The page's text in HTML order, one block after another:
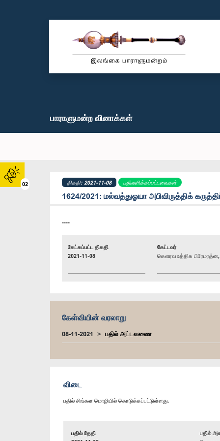
02
பாராளுமன்ற வினாக்கள்
திகதி: 2021-11-08 பதிலளிக்கப்பட்டவைகள்
1624/2021: மல்வத்துஓயா அபிவிருத்திக்
----
கேட்கப்பட்ட திகதி
2021-11-08
கேட்டவர்
கௌரவ உத்திக பிரேமரத்ன,
கேள்வியின் வரலாறு
08-11-2021 பதில் அட்டவணை
விடை
பதில் சிங்கள மொழியில் கொடுக்கப்பட்டுள்ளது.
பதில் தேதி
பதில்